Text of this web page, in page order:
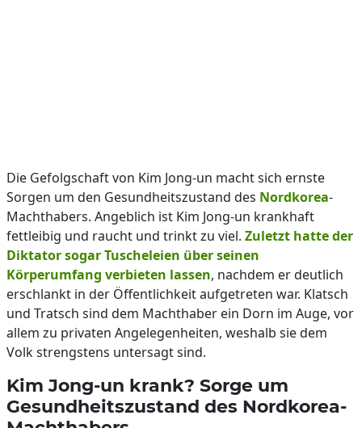
Die Gefolgschaft von Kim Jong-un macht sich ernste
Sorgen um den Gesundheitszustand des Nordkorea-
Machthabers. Angeblich ist Kim Jong-un krankhaft
fettleibig und raucht und trinkt zu viel. Zuletzt hatte der
Diktator sogar Tuscheleien über seinen
Körperumfang verbieten lassen, nachdem er deutlich
erschlankt in der Öffentlichkeit aufgetreten war. Klatsch
und Tratsch sind dem Machthaber ein Dorn im Auge, vor
allem zu privaten Angelegenheiten, weshalb sie dem
Volk strengstens untersagt sind.
Kim Jong-un krank? Sorge um
Gesundheitszustand des Nordkorea-